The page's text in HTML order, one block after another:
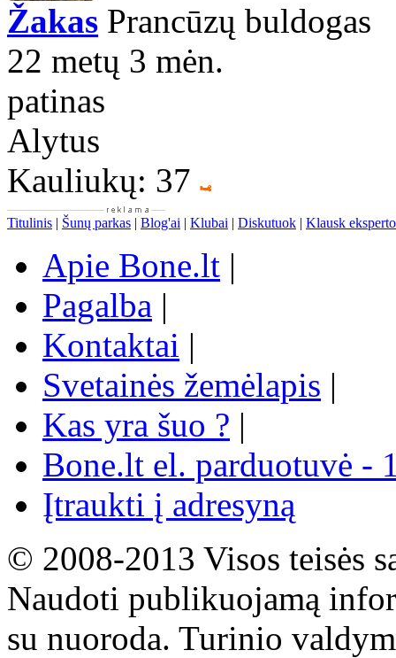
Žakas Prancūzų buldogas
22 metų 3 mėn.
patinas
Alytus
Kauliukų: 37
Titulinis | Šunų parkas | Blog'ai | Klubai | Diskutuok | Klausk eksperto
Apie Bone.lt |
Pagalba |
Kontaktai |
Svetainės žemėlapis |
Kas yra šuo ? |
Bone.lt el. parduotuvė -
Įtraukti į adresyną
© 2008-2013 Visos teisės
Naudoti publikuojamą
su nuoroda. Turinio